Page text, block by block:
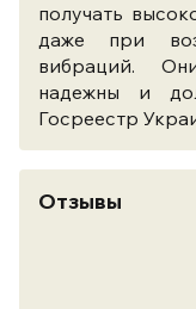
получать
даже при
вибраций.
надежны и
Госреестр
Отзывы